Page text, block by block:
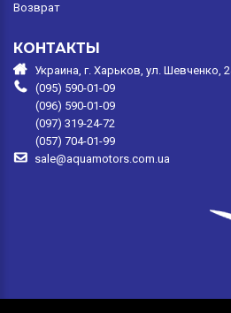
Возврат
КОНТАКТЫ
Украина, г. Харьков, ул. Шевченко,
(095) 590-01-09
(096) 590-01-09
(097) 319-24-72
(057) 704-01-99
sale@aquamotors.com.ua